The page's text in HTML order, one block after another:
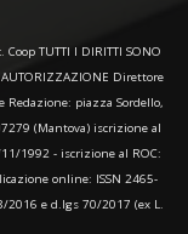
TUTTI I DIRITTI SONO
AUTORIZZAZIONE Direttore
piazza Sordello,
(Mantova) iscrizione al
1992 - iscrizione al ROC:
online: ISSN 2465-
e d.lgs 70/2017 (ex L.